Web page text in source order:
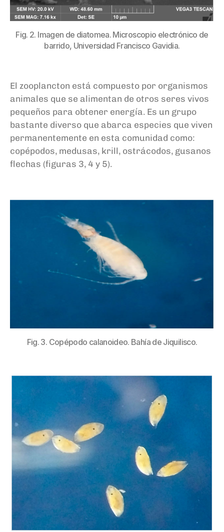
Fig. 2. Imagen de diatomea. Microscopio electrónico de
barrido, Universidad Francisco Gavidia.
El zooplancton está compuesto por organismos
animales que se alimentan de otros seres vivos
pequeños para obtener energía. Es un grupo
bastante diverso que abarca especies que viven
permanentemente en esta comunidad como:
copépodos, medusas, krill, ostrácodos, gusanos
flechas (figuras 3, 4 y 5).
Fig. 3. Copépodo calanoideo. Bahía de Jiquilisco.